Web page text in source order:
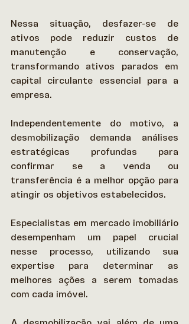
Nessa situação, desfazer-se de
ativos pode reduzir custos de
manutenção e conservação,
transformando ativos parados em
capital circulante essencial para a
empresa.
Independentemente do motivo, a
desmobilização demanda análises
estratégicas profundas para
confirmar se a venda ou
transferência é a melhor opção para
atingir os objetivos estabelecidos.
Especialistas em mercado imobiliário
desempenham um papel crucial
nesse processo, utilizando sua
expertise para determinar as
melhores ações a serem tomadas
com cada imóvel.